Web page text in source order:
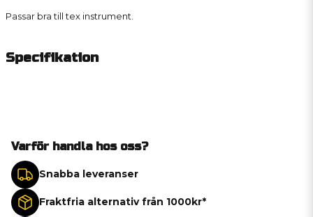
Passar bra till tex instrument.
Specifikation
Varför handla hos oss?
Snabba leveranser
Fraktfria alternativ från 1000kr*